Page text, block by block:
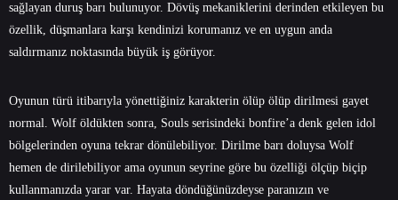
sağlayan duruş barı bulunuyor. Dövüş mekaniklerini derinden etkileyen bu
özellik, düşmanlara karşı kendinizi korumanız ve en uygun anda
saldırmanız noktasında büyük iş görüyor.
Oyunun türü itibarıyla yönettiğiniz karakterin ölüp ölüp dirilmesi gayet
normal. Wolf öldükten sonra, Souls serisindeki bonfire’a denk gelen idol
bölgelerinden oyuna tekrar dönülebiliyor. Dirilme barı doluysa Wolf
hemen de dirilebiliyor ama oyunun seyrine göre bu özelliği ölçüp biçip
kullanmanızda yarar var. Hayata döndüğünüzdeyse paranızın ve